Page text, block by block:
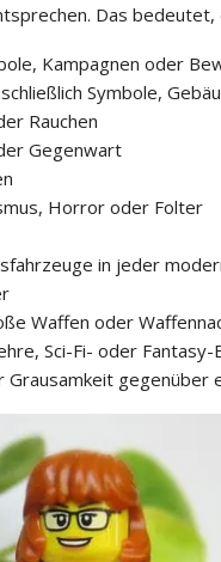
Das
Kampagnen oder
Symbole,
Rauchen
Gegenwart
Horror oder Folter
in jeder
Waffen oder
Sci-Fi- oder Fantasy-
Grausamkeit gegenüber